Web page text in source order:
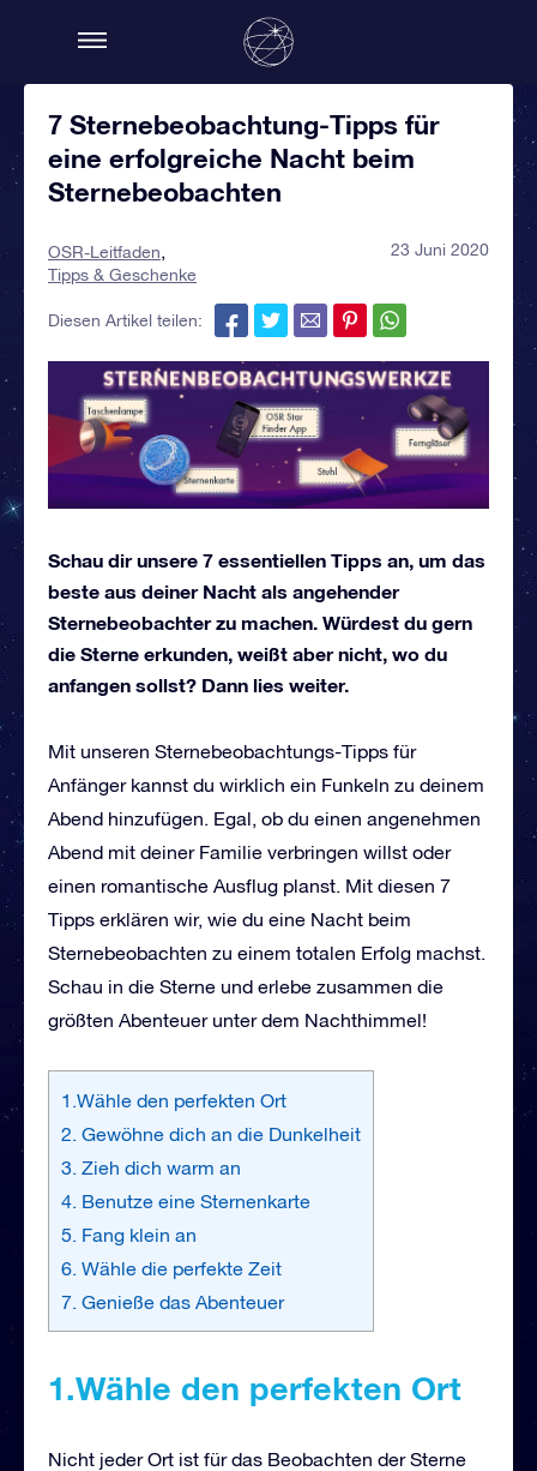
7 Sternebeobachtung-Tipps für
eine erfolgreiche Nacht beim
Sternebeobachten
OSR-Leitfaden
Tipps & Geschenke
23 Juni 2020
Diesen Artikel teilen:
Schau dir unsere 7 essentiellen Tipps an, um das
beste aus deiner Nacht als angehender
Sternebeobachter zu machen. Würdest du gern
die Sterne erkunden, weißt aber nicht, wo du
anfangen sollst? Dann lies weiter.
Mit unseren Sternebeobachtungs-Tipps für
Anfänger kannst du wirklich ein Funkeln zu deinem
Abend hinzufügen. Egal, ob du einen angenehmen
Abend mit deiner Familie verbringen willst oder
einen romantische Ausflug planst. Mit diesen 7
Tipps erklären wir, wie du eine Nacht beim
Sternebeobachten zu einem totalen Erfolg machst.
Schau in die Sterne und erlebe zusammen die
größten Abenteuer unter dem Nachthimmel!
1.Wähle den perfekten Ort
2. Gewöhne dich an die Dunkelheit
3. Zieh dich warm an
4. Benutze eine Sternenkarte
5. Fang klein an
6. Wähle die perfekte Zeit
7. Genieße das Abenteuer
1.Wähle den perfekten Ort
Nicht jeder Ort ist für das Beobachten der Sterne